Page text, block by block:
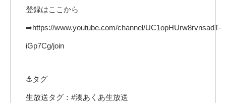
登録はここから
➡https://www.youtube.com/channel/UC1opHUrw8rvnsadT-
iGp7Cg/join
⚓タグ
生放送タグ：#湊あくあ生放送